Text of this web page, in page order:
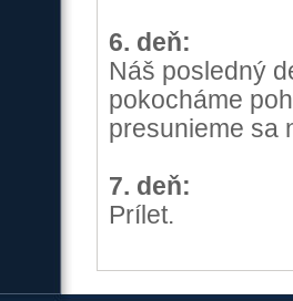
6. deň:
Náš posledný
pokocháme
presunieme sa
7. deň:
Prílet.